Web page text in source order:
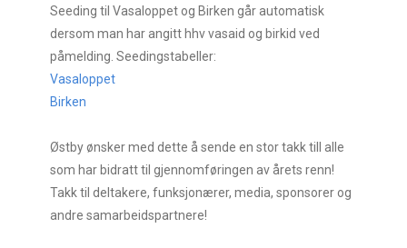
Seeding til Vasaloppet og Birken går automatisk
dersom man har angitt hhv vasaid og birkid ved
påmelding. Seedingstabeller:
Vasaloppet
Birken
Østby ønsker med dette å sende en stor takk till alle
som har bidratt til gjennomføringen av årets renn!
Takk til deltakere, funksjonærer, media, sponsorer og
andre samarbeidspartnere!